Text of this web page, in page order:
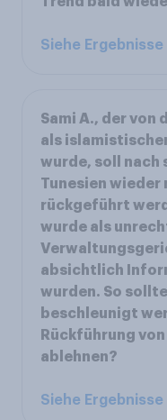
Siehe Ergebnisse
Sami A., der von
als
wurde, soll nach
Tunesien wieder
rückgeführt
wurde als
absichtlich
wurden. So
beschleunigt
Rückführung
ablehnen?
Siehe Ergebnisse